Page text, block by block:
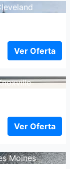
Ver Oferta
Ver Oferta
Moines